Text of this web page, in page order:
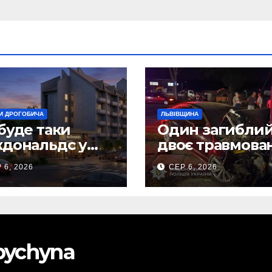
ДРОГОБИЧА
таки
у
(Фото)
6, 2026
ЛЬВІВЩИНА
Один
двоє
внаслідок ДТП
Самбірщині
СЕР 6, 2026